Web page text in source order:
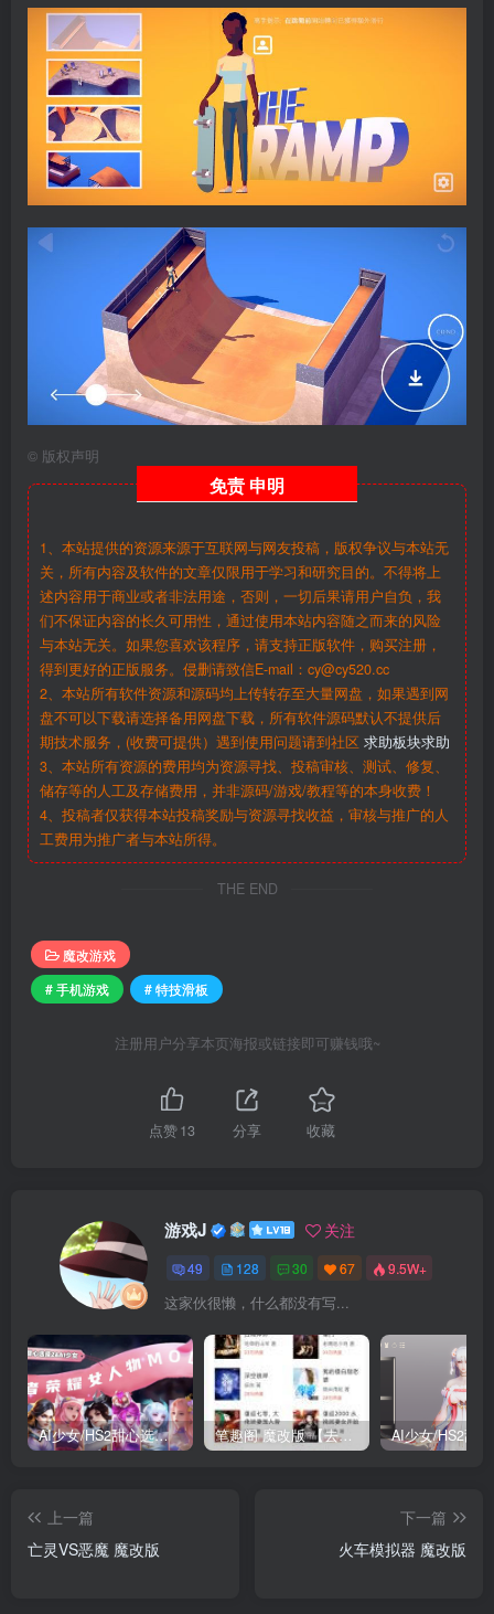
© 版权声明
免责 申明
1、本站提供的资源来源于互联网与网友投稿，版权争议与本站无
关，所有内容及软件的文章仅限用于学习和研究目的。不得将上
述内容用于商业或者非法用途，否则，一切后果请用户自负，我
们不保证内容的长久可用性，通过使用本站内容随之而来的风险
与本站无关。如果您喜欢该程序，请支持正版软件，购买注册，
得到更好的正版服务。侵删请致信E-mail：cy@cy520.cc
2、本站所有软件资源和源码均上传转存至大量网盘，如果遇到网
盘不可以下载请选择备用网盘下载，所有软件源码默认不提供后
期技术服务，(收费可提供）遇到使用问题请到社区 求助板块求助
3、本站所有资源的费用均为资源寻找、投稿审核、测试、修复、
储存等的人工及存储费用，并非源码/游戏/教程等的本身收费！
4、投稿者仅获得本站投稿奖励与资源寻找收益，审核与推广的人
工费用为推广者与本站所得。
THE END
魔改游戏
# 手机游戏
# 特技滑板
注册用户分享本页海报或链接即可赚钱哦~
点赞13 分享 收藏
游戏J 关注
49 128 30 67 9.5W+
这家伙很懒，什么都没有写...
AI少女/HS2甜心选择2 仿王者荣耀人物卡全合集打包 笔趣阁 魔改版 【去广告免费小说】
上一篇
亡灵VS恶魔 魔改版
下一篇
火车模拟器 魔改版